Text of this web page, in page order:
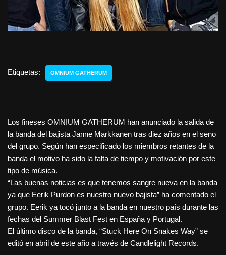
Etiquetas: OMNIUM GATHERUM
Los fineses OMNIUM GATHERUM han anunciado la salida de
la banda del bajista Janne Markkanen tras diez años en el seno
del grupo. Según han especificado los miembros retantes de la
banda el motivo ha sido la falta de tiempo y motivación por este
tipo de música.
“Las buenas noticias es que tenemos sangre nueva en la banda
ya que Eerik Purdon es nuestro nuevo bajista” ha comentado el
grupo. Eerik ya tocó junto a la banda en nuestro país durante las
fechas del Summer Blast Fest en España y Portugal.
El último disco de la banda, “Stuck Here On Snakes Way” se
editó en abril de este año a través de Candlelight Records.